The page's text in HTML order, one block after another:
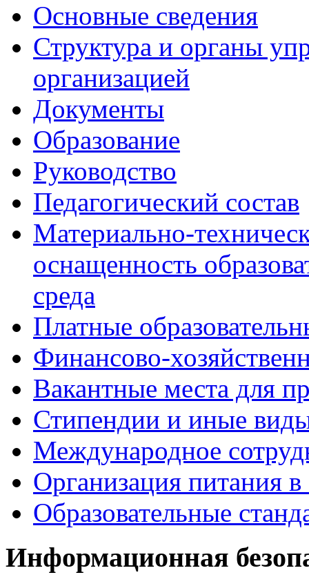
Основные сведения
Структура и органы
организацией
Документы
Образование
Руководство
Педагогический состав
Материально-
оснащенность
среда
Платные
Финансово-
Вакантные места для
Стипендии и иные
Международное
Организация питания в
Образовательные
Информационная